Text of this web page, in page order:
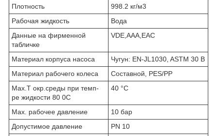
Плотность
998.2 кг/м3
Рабочая жидкость
Вода
Данные на фирменной
табличке
VDE,AAA,EAC
Материал корпуса насоса
Чугун: EN-JL1030, ASTM 30 B
Материал рабочего колеса
Составной, PES/PP
Max.T окр.среды при темп-
ре жидкости 80 0C
40 °C
Max. рабочее давление
10 бар
Допустимое давление
PN 10